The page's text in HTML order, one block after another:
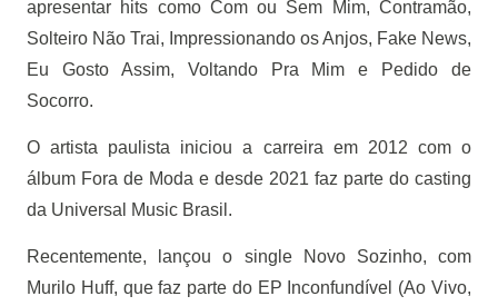
apresentar hits como Com ou Sem Mim, Contramão,
Solteiro Não Trai, Impressionando os Anjos, Fake News,
Eu Gosto Assim, Voltando Pra Mim e Pedido de
Socorro.
O artista paulista iniciou a carreira em 2012 com o
álbum Fora de Moda e desde 2021 faz parte do casting
da Universal Music Brasil.
Recentemente, lançou o single Novo Sozinho, com
Murilo Huff, que faz parte do EP Inconfundível (Ao Vivo,